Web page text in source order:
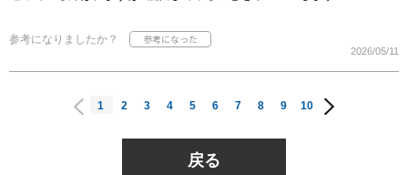
参考になりましたか？
2026/05/11
1 2 3 4 5 6 7 8 9 10
戻る